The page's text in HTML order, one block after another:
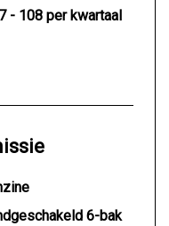
- 108 per kwartaal
6-bak